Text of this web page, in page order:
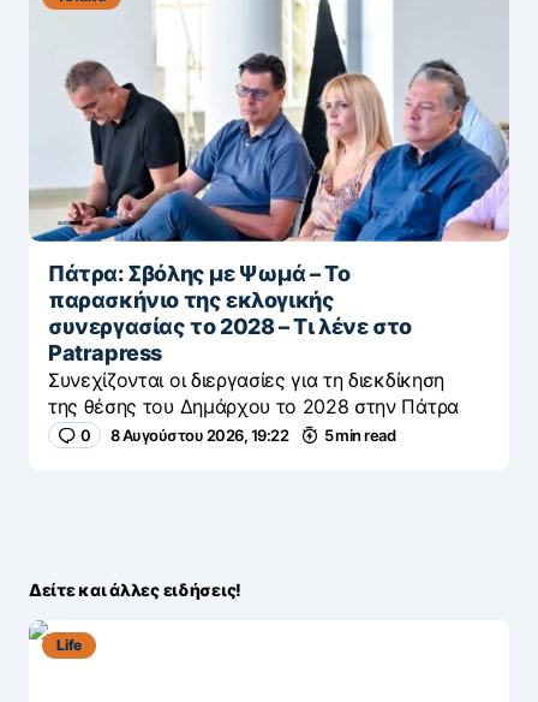
Πάτρα: Σβόλης με Ψωμά – Το
παρασκήνιο της εκλογικής
συνεργασίας το 2028 – Τι λένε στο
Patrapress
Συνεχίζονται οι διεργασίες για τη διεκδίκηση
της θέσης του Δημάρχου το 2028 στην Πάτρα
0 8 Αυγούστου 2026, 19:22 5 min read
Δείτε και άλλες ειδήσεις!
Life